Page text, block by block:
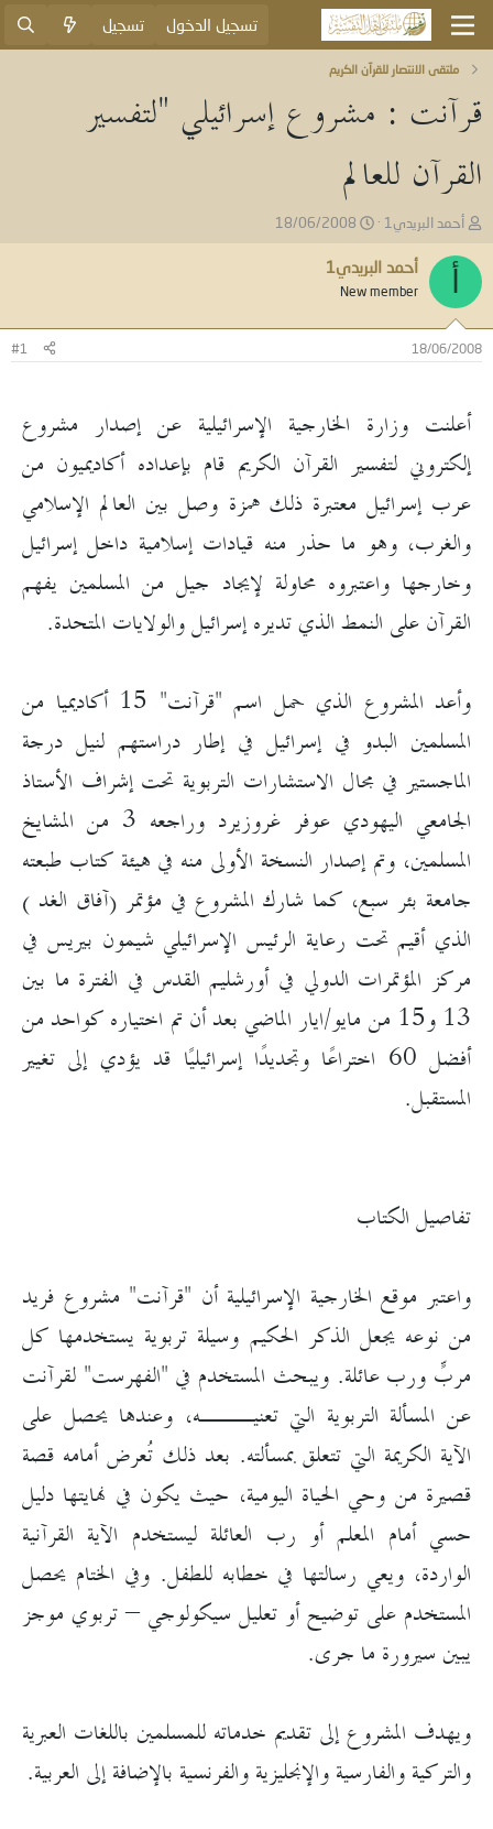
تسجيل الدخول تسجيل
ملتقى الانتصار للقرآن الكريم
قرآنت : مشروع إسرائيلي "لتفسير
القرآن للعالم
ب
ا
د
ل
م
و
ع
أحمد البريدي1
ت
ا
ر
خ
ب
18/06/2008
أحمد البريدي1
New member
18/06/2008
#1
أعلنت وزارة الخارجية الإسرائيلية عن إصدار مشروع
إلكتروني لتفسير القرآن الكريم قام بإعداده أكاديميون من
عرب إسرائيل معتبرة ذلك همزة وصل بين العالم الإسلامي
والغرب، وهو ما حذر منه قيادات إسلامية داخل إسرائيل
وخارجها واعتبروه محاولة لإيجاد جيل من المسلمين يفهم
القرآن على النمط الذي تديره إسرائيل والولايات المتحدة.
وأعد المشروع الذي حمل اسم "قرآنت" 15 أكاديميا من
المسلمين البدو في إسرائيل في إطار دراستهم لنيل درجة
الماجستير في مجال الاستشارات التربوية تحت إشراف الأستاذ
الجامعي اليهودي عوفر غروزيرد وراجعه 3 من المشايخ
المسلمين، وتم إصدار النسخة الأولى منه في هيئة كتاب طبعته
جامعة بئر سبع، كما شارك المشروع في مؤتمر (آفاق الغد )
الذي أقيم تحت رعاية الرئيس الإسرائيلي شيمون بيريس في
مركز المؤتمرات الدولي في أورشليم القدس في الفترة ما بين
13 و15 من مايو/ايار الماضي بعد أن تم اختياره كواحد من
أفضل 60 اختراعًا وتجديدًا إسرائيليًا قد يؤدي إلى تغيير
المستقبل.
تفاصيل الكتاب
واعتبر موقع الخارجية الإسرائيلية أن "قرآنت" مشروع فريد
من نوعه يجعل الذكر الحكيم وسيلة تربوية يستخدمها كل
مربٍّ ورب عائلة. ويبحث المستخدم في "الفهرست" لقرآنت
عن المسألة التربوية التي تعنيـــه، وعندها يحصل على
الآية الكريمة التي تتعلق بمسألته. بعد ذلك تُعرض أمامه قصة
قصيرة من وحي الحياة اليومية، حيث يكون في نهايتها دليل
حسي أمام المعلم أو رب العائلة ليستخدم الآية القرآنية
الواردة، ويعي رسالتها في خطابه للطفل. وفي الختام يحصل
المستخدم على توضيح أو تعليل سيكولوجي – تربوي موجز
يبين سيرورة ما جرى.
ويهدف المشروع إلى تقديم خدماته للمسلمين باللغات العبرية
والتركية والفارسية والإنجليزية والفرنسية بالإضافة إلى العربية.